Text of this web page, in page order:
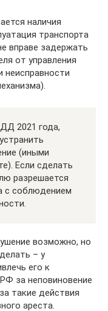
наличия
транспорта
вправе задержать
от управления
неисправности
2021 года,
(иными
Если сделать
разрешается
с соблюдением
возможно, но
– у
его к
за неповиновение
такие действия
ареста.